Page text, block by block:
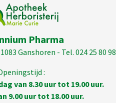
Pharma
Ganshoren - Tel. 024 25 80 98
:
van 8.30 uur tot 19.00 uur.
9.00 uur tot 18.00 uur.